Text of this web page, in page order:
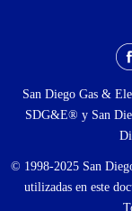
social
San Diego Gas &
SDG&E® y San
© 1998-2025 San
utilizadas en este